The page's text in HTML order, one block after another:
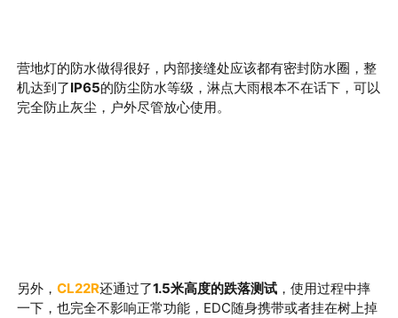
营地灯的防水做得很好，内部接缝处应该都有密封防水圈，整
机达到了IP65的防尘防水等级，淋点大雨根本不在话下，可以
完全防止灰尘，户外尽管放心使用。
另外，CL22R还通过了1.5米高度的跌落测试 ，使用过程中摔
一下，也完全不影响正常功能，EDC随身携带或者挂在树上掉